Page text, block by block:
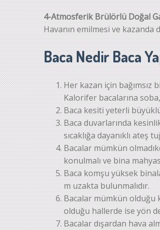
4-Atmosferik Brülörlü Doğal
Havanın emilmesi ve kazanda
Baca Nedir Baca
Her kazan için bağımsız
Kalorifer bacalarına
Baca kesiti yeterli
Baca duvarlarında
sıcaklığa dayanıklı ateş
Bacalar mümkün
konulmalı ve bina
Baca komşu yüksek
m uzakta bulunmalıdır.
Bacalar mümkün olduğu
olduğu hallerde ise yön
Bacalar dışardan hava